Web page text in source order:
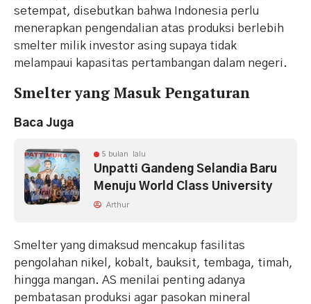
setempat, disebutkan bahwa Indonesia perlu
menerapkan pengendalian atas produksi berlebih
smelter milik investor asing supaya tidak
melampaui kapasitas pertambangan dalam negeri.
Smelter yang Masuk Pengaturan
Baca Juga
5 bulan lalu
Unpatti Gandeng Selandia Baru
Menuju World Class University
Arthur
Smelter yang dimaksud mencakup fasilitas
pengolahan nikel, kobalt, bauksit, tembaga, timah,
hingga mangan. AS menilai penting adanya
pembatasan produksi agar pasokan mineral